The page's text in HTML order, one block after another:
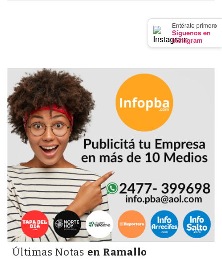
×
Entérate primero
Síguenos en
Instagram
PRECIOS
EN
SUPLEMENTOS
DEPORTIVOS
EN
PERGAMINO
SUPLEMENTOS
DEPORTIVOS
EN
PERGAMINO:
LOS
MEJORES
PRECIOS
WHEY
PROTEIN
Últimas Notas en Ramallo